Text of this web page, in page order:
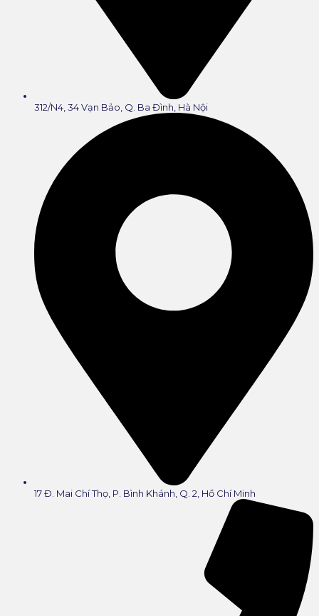
312/N4, 34 Vạn Bảo, Q. Ba Đình, Hà Nội
17 Đ. Mai Chí Thọ, P. Bình Khánh, Q. 2, Hồ Chí Minh